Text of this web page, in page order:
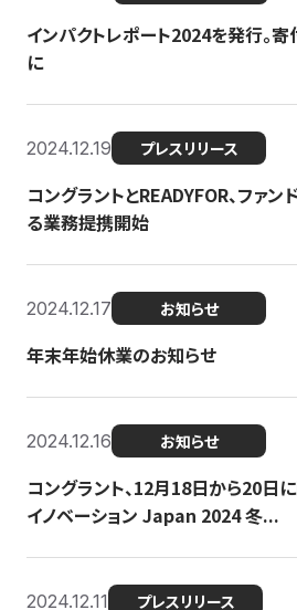
インパクトレポート2024を発行。
に
2024.12.19 プレスリリース
コングラントとREADYFOR、ファ
る業務提携開始
2024.12.17 お知らせ
年末年始休業のお知らせ
2024.12.16 お知らせ
コングラント、12月18日から20日
イノベーション Japan 2024 冬...
2024.12.11 プレスリリース